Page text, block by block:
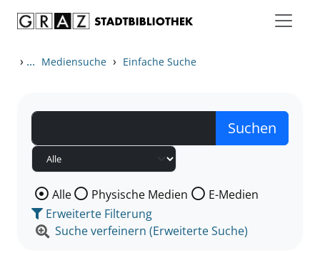
› ... Mediensuche › Einfache Suche
Wählen Sie die Medienart nach der Sie suchen wollen.
Alle Physische Medien
E-Medien
Erweiterte Filterung
Suche verfeinern (Erweiterte Suche)